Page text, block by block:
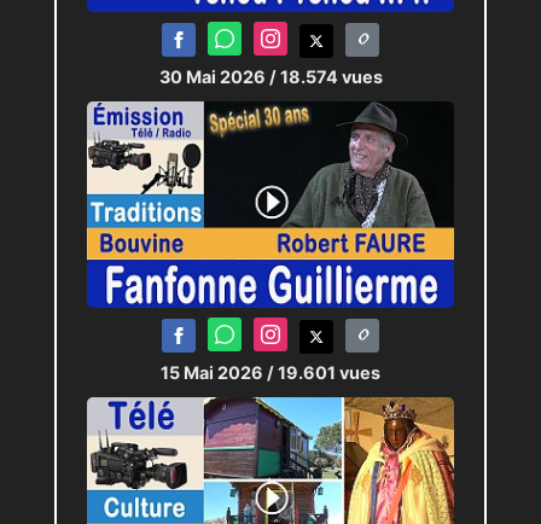
30 Mai 2026 / 18.574 vues
15 Mai 2026 / 19.601 vues